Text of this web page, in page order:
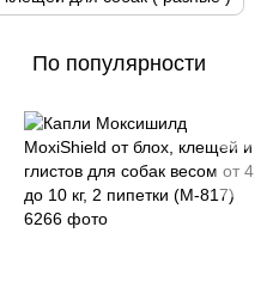
По популярности